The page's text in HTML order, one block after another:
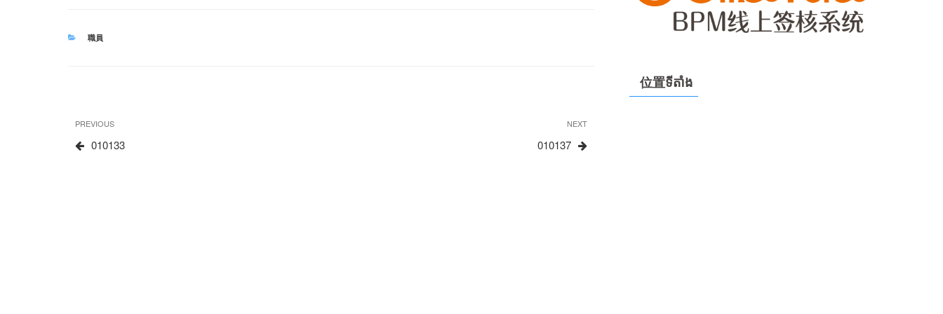
CATEGORIES
職員
文
章
Previous
Post
PREVIOUS
010133
Next
Post
NEXT
010137
位置ទីតាំង